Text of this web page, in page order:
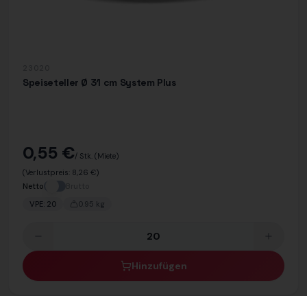
Speiseteller Ø 31 cm System Plus
0,55 €/ Stk.(Miete)
(Verlustpreis: 8,26 €)
Netto
VPE: 20 0.95 kg
Hinzufügen